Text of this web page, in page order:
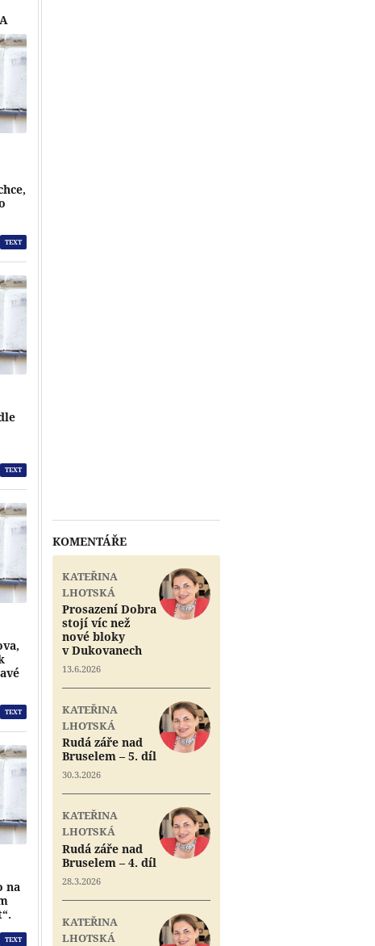
TEXT
TEXT
TEXT
na
TEXT
KOMENTÁŘE
KATEŘINA
LHOTSKÁ
Prosazení Dobra
stojí víc než
nové bloky
v Dukovanech
13.6.2026
KATEŘINA
LHOTSKÁ
Rudá záře nad
Bruselem – 5. díl
30.3.2026
KATEŘINA
LHOTSKÁ
Rudá záře nad
Bruselem – 4. díl
28.3.2026
KATEŘINA
LHOTSKÁ